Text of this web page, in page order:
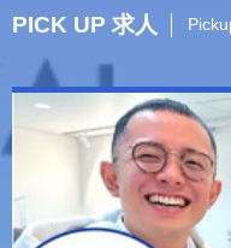
PICK UP 求人